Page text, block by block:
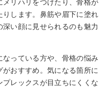
リハリをつけたり、骨格が
します。鼻筋や眉下に塗れ
い顔に見せられるのも魅力
っている方や、骨格の悩み
おすすめ。気になる箇所に
レックスが目立ちにくくな